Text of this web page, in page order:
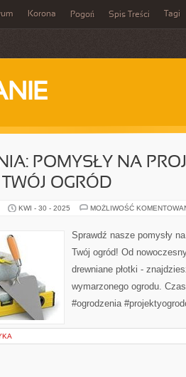
Korona Pogoń Spis Treści Tagi
POMYSŁY NA
OGRÓD
KWI - 30 - 2025 MOŻLIWOŚĆ
Sprawdź nasze pomysły
Twój ogród! Od
drewniane płotki -
wymarzonego ogrodu.
#ogrodzenia